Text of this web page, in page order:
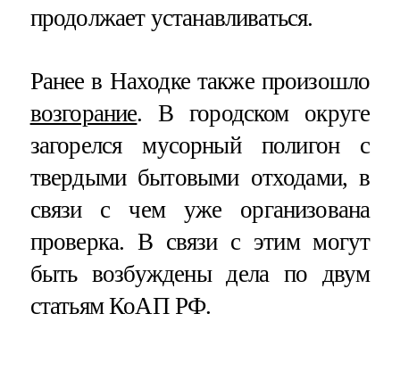
продолжает устанавливаться.
Ранее в Находке также произошло
возгорание. В городском округе
загорелся мусорный полигон с
твердыми бытовыми отходами, в
связи с чем уже организована
проверка. В связи с этим могут
быть возбуждены дела по двум
статьям КоАП РФ.